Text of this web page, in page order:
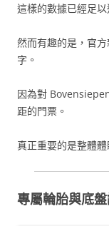
這樣的數據已經足
然而有趣的是，官
字。
因為對
距的門票。
真正重要的是整體體
專屬輪胎與底